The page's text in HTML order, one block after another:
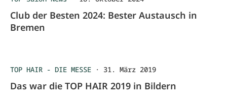
Club der Besten 2024: Bester Austausch in
Bremen
TOP HAIR - DIE MESSE · 31. März 2019
Das war die TOP HAIR 2019 in Bildern